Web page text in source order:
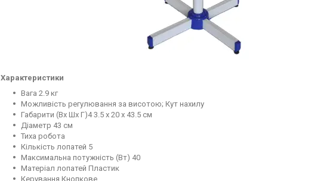
Характеристики
Вага 2.9 кг
Можливість регулювання за висотою; Кут нахилу
Габарити (Вх Шх Г)4 3.5 х 20 х 43.5 см
Діаметр 43 см
Тиха робота
Кількість лопатей 5
Максимальна потужність (Вт) 40
Матеріал лопатей Пластик
Керування Кнопкове